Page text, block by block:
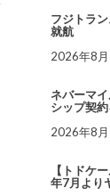
フジトラ
就航
2026年8
ネバーマ
シップ契
2026年8
【トドケ
年7月より